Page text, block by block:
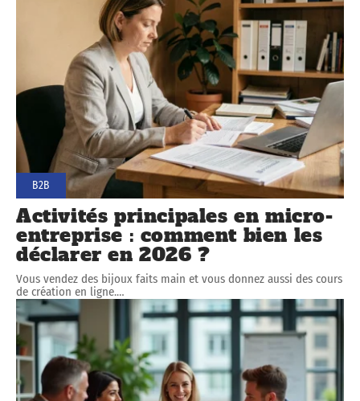
B2B
Activités principales en micro-
entreprise : comment bien les
déclarer en 2026 ?
Vous vendez des bijoux faits main et vous donnez aussi des cours
de création en ligne.…